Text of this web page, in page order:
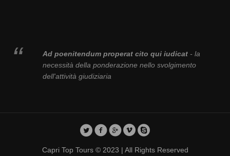
Ad poenitendum properat cito qui iudicat- la
necessità della ponderazione nello svolgimento
dell'attività giudiziaria
Capri Top Tours © 2023 | All Rights Reserved